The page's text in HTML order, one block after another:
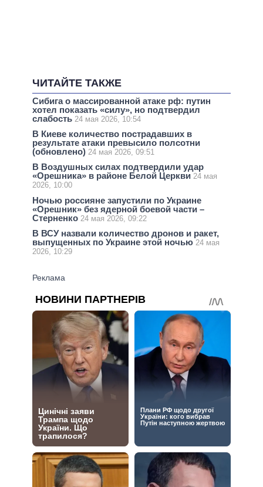
ЧИТАЙТЕ ТАКЖЕ
Сибига о массированной атаке рф: путин
хотел показать «силу», но подтвердил
слабость 24 мая 2026, 10:54
В Киеве количество пострадавших в
результате атаки превысило полсотни
(обновлено) 24 мая 2026, 09:51
В Воздушных силах подтвердили удар
«Орешника» в районе Белой Церкви 24 мая
2026, 10:00
Ночью россияне запустили по Украине
«Орешник» без ядерной боевой части –
Стерненко 24 мая 2026, 09:22
В ВСУ назвали количество дронов и ракет,
выпущенных по Украине этой ночью 24 мая
2026, 10:29